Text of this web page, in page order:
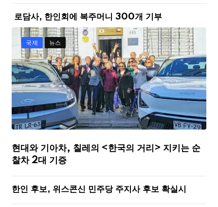
로담사, 한인회에 복주머니 300개 기부
국제 뉴스
현대와 기아차, 칠레의 <한국의 거리> 지키는 순
찰차 2대 기증
한인 후보, 위스콘신 민주당 주지사 후보 확실시